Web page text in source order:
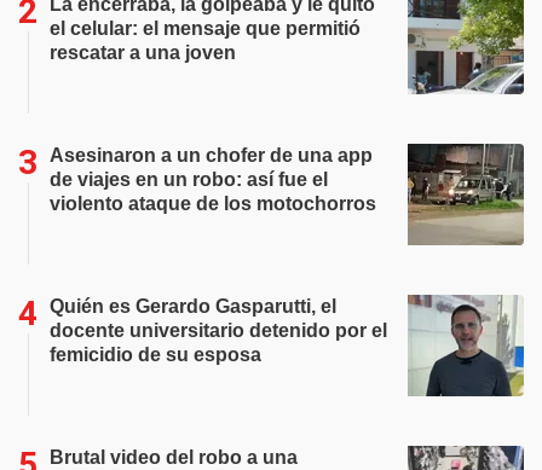
La encerraba, la golpeaba y le quitó
el celular: el mensaje que permitió
rescatar a una joven
Asesinaron a un chofer de una app
de viajes en un robo: así fue el
violento ataque de los motochorros
Quién es Gerardo Gasparutti, el
docente universitario detenido por el
femicidio de su esposa
Brutal video del robo a una